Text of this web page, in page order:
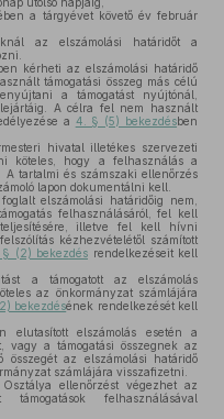
a tárgyévet követő év február
az elszámolási határidőt a
kérheti az elszámolási határidő
támogatási összeg más célú
a támogatást nyújtónál,
A célra fel nem használt
a 4. § (5) bekezdésben
hivatal illetékes szervezeti
köteles, hogy a felhasználás a
tartalmi és számszaki ellenőrzés
lapon dokumentálni kell.
elszámolási határidőig nem,
felhasználásáról, fel kell
teljesítésére, illetve fel kell hívni
kézhezvételétől számított
§ (2) bekezdés rendelkezéseit kell
a támogatott az elszámolás
az önkormányzat számlájára
bekezdésének rendelkezését kell
elszámolás esetén a
vagy a támogatási összegnek az
összegét az elszámolási határidő
számlájára visszafizetni.
ellenőrzést végezhet az
támogatások felhasználásával